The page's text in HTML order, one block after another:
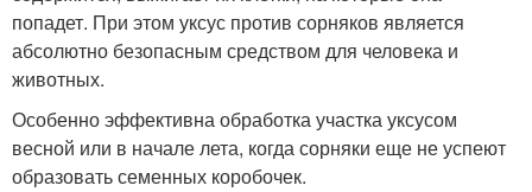
попадет. При этом уксус против сорняков является
абсолютно безопасным средством для человека и
животных.
Особенно эффективна обработка участка уксусом
весной или в начале лета, когда сорняки еще не успеют
образовать семенных коробочек.